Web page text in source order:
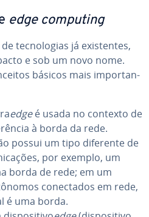
edge computing
tec­no­lo­gias já exis­ten­tes,
e sob um novo nome.
básicos mais im­por­tan­
edgeé usada no contexto de
à borda da rede.
possui um tipo diferente de
por exemplo, um
borda de rede; em um
co­nec­ta­dos em rede,
é uma borda.